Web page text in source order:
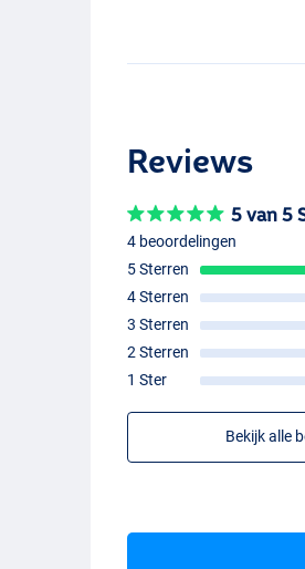
Reviews
5 van 5
4 beoordelingen
5 Sterren
4 Sterren
3 Sterren
2 Sterren
1 Ster
Bekijk alle